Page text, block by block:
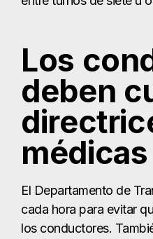
Los
deben
médicas
El Departamento de
cada hora para evitar
los conductores.